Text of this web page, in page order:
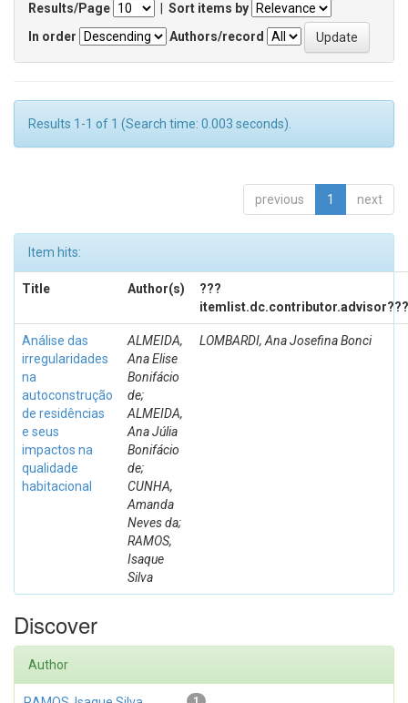
Results/Page
Sort items by
In order
Authors/record
Results 1-1 of 1 (Search time: 0.003 seconds).
previous 1 next
Item hits:
Title Author(s)
???
itemlist.dc.contributor.advisor???
Análise das
irregularidades
na
autoconstrução
de residências
e seus
impactos na
qualidade
habitacional
ALMEIDA,
Ana Elise
Bonifácio
de;
ALMEIDA,
Ana Júlia
Bonifácio
de;
CUNHA,
Amanda
Neves da;
RAMOS,
Isaque
Silva
LOMBARDI, Ana Josefina Bonci
Discover
Author